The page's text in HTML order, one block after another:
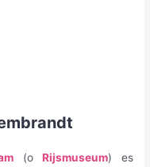
(oRijsmuseum) es